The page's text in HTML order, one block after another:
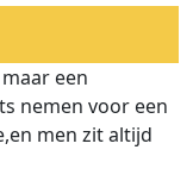
een
nemen voor een
men zit altijd